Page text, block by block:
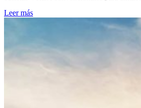
Leer más